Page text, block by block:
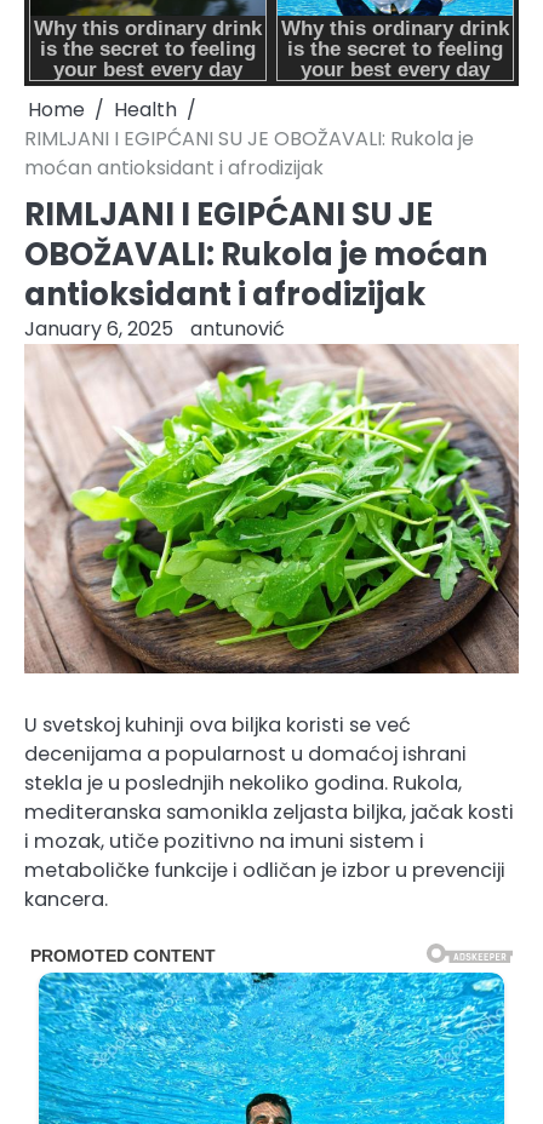
Home
Health
RIMLJANI I EGIPĆANI SU JE OBOŽAVALI: Rukola je
moćan antioksidant i afrodizijak
RIMLJANI I EGIPĆANI SU JE
OBOŽAVALI: Rukola je moćan
antioksidant i afrodizijak
January 6, 2025 antunović
U svetskoj kuhinji ova biljka koristi se već
decenijama a popularnost u domaćoj ishrani
stekla je u poslednjih nekoliko godina. Rukola,
mediteranska samonikla zeljasta biljka, jačak kosti
i mozak, utiče pozitivno na imuni sistem i
metaboličke funkcije i odličan je izbor u prevenciji
kancera.